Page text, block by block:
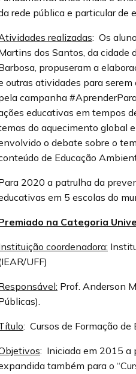
rede pública e particular de
realizadas: Os
dos Santos, da cidade
propuseram a
outras atividades para
campanha
educativas em tempos
do aquecimento global
o debate sobre o
de Educação
2020 a patrulha da
em 5 escolas do
na Categoria
coordenadora:
UFF)
Prof. Anderson
: Cursos de Formação
: Iniciada em 2015 a
também para o